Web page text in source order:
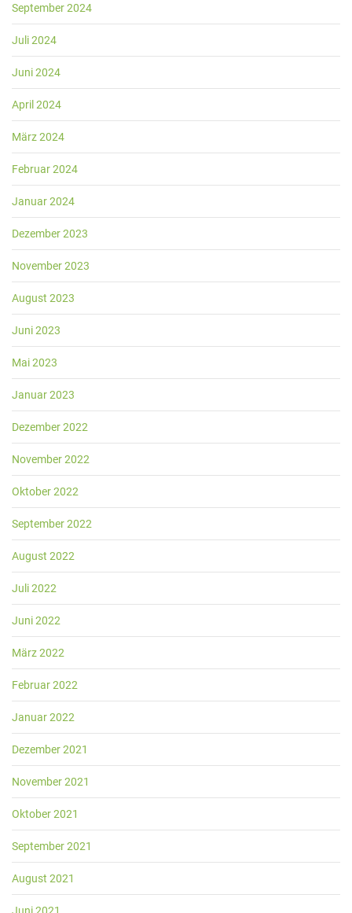
September 2024
Juli 2024
Juni 2024
April 2024
März 2024
Februar 2024
Januar 2024
Dezember 2023
November 2023
August 2023
Juni 2023
Mai 2023
Januar 2023
Dezember 2022
November 2022
Oktober 2022
September 2022
August 2022
Juli 2022
Juni 2022
März 2022
Februar 2022
Januar 2022
Dezember 2021
November 2021
Oktober 2021
September 2021
August 2021
Juni 2021